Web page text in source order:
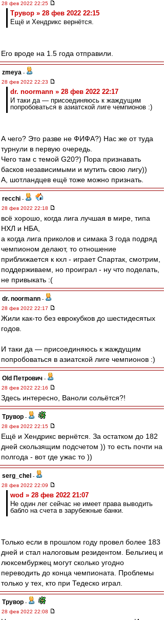
28 фев 2022 22:25
Трувор » 28 фев 2022 22:15
Ещё и Хендрикс вернётся.
Его вроде на 1.5 года отправили.
zmeya -
28 фев 2022 22:23
dr. noormann » 28 фев 2022 22:17
И таки да — присоединяюсь к жаждущим
попробоваться в азиатской лиге чемпионов :)
А чего? Это разве не ФИФА?) Нас же от туда
турнули в первую очередь.
Чего там с темой G20?) Пора признавать
басков независимыми и мутить свою лигу))
А, шотландцев ещё тоже можно признать.
recchi -
28 фев 2022 22:18
всё хорошо, когда лига лучшая в мире, типа
НХЛ и НБА,
а когда лига приколов и симака 3 года подряд
чемпионом делают, то отношение
приближается к кхл - играет Спартак, смотрим,
поддерживаем, но проиграл - ну что поделать,
не привыкать :(
dr. noormann -
28 фев 2022 22:17
Жили как-то без еврокубков до шестидесятых
годов.
И таки да — присоединяюсь к жаждущим
попробоваться в азиатской лиге чемпионов :)
Old Петрович -
28 фев 2022 22:16
Здесь интересно, Ваноли сольётся?!
Трувор -
28 фев 2022 22:15
Ещё и Хендрикс вернётся. За остатком до 182
дней скользящим подсчетом )) то есть почти на
полгода - вот где ужас то ))
serg_chel -
28 фев 2022 22:09
wod » 28 фев 2022 21:07
Не один лег сейчас не имеет права выводить
бабло на счета в зарубежные банки.
Только если в прошлом году провел более 183
дней и стал налоговым резидентом. Бельгиец и
люксембуржец могут сколько угодно
переводить до конца чемпионата. Проблемы
только у тех, кто при Тедеско играл.
Трувор -
28 фев 2022 22:08